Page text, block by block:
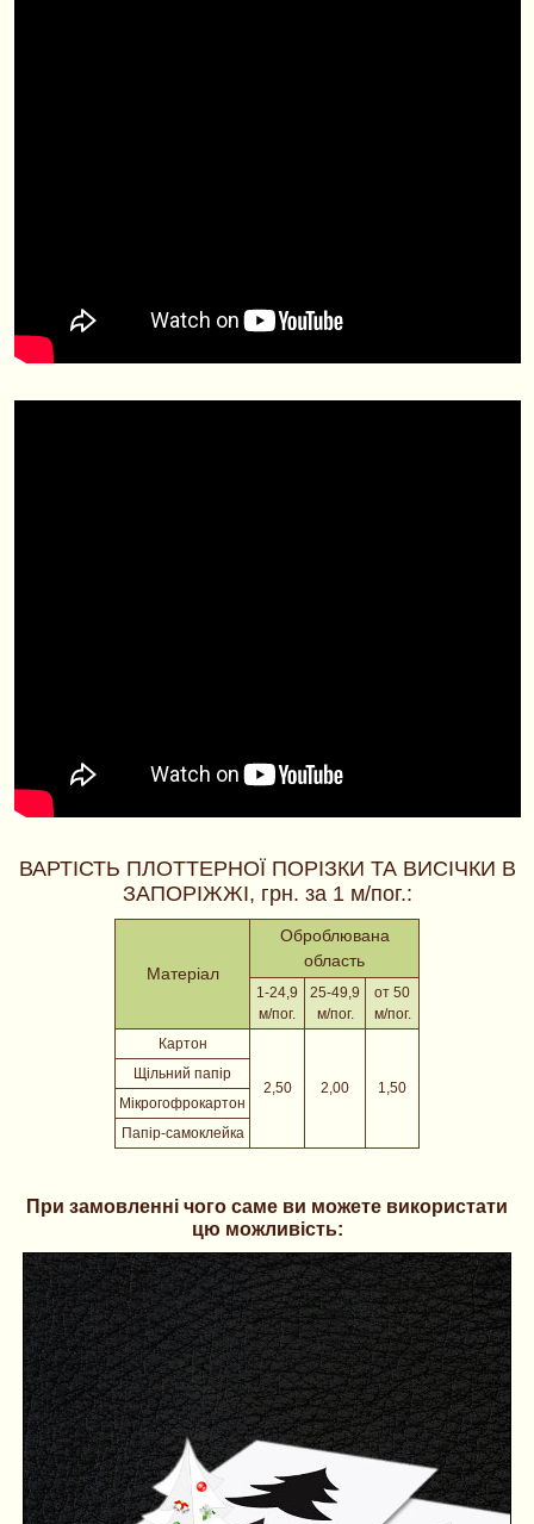
ВАРТІСТЬ ПЛОТТЕРНОЇ ПОРІЗКИ ТА ВИСІЧКИ В
ЗАПОРІЖЖІ, грн. за 1 м/пог.:
Матеріал
Оброблювана
область
1-24,9
м/пог.
25-49,9
м/пог.
от 50
м/пог.
Картон
2,50 2,00 1,50
Щільний папір
Мікрогофрокартон
Папір-самоклейка
При замовленні чого саме ви можете використати
цю можливість: